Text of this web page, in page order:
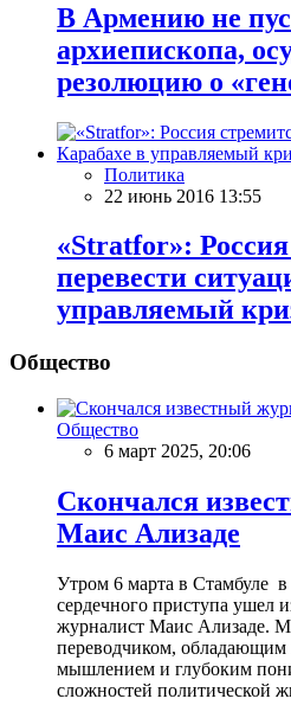
В Армению не
архиепископа,
резолюцию о
Политика
22 июнь 2016 13:55
«Stratfor»:
перевести
управляемый
Общество
Общество
6 март 2025, 20:06
Скончался
Маис Ализаде
Утром 6 марта в Стамбуле в
сердечного приступа ушел
журналист Маис Ализаде.
переводчиком,
мышлением и глубоким
сложностей политической